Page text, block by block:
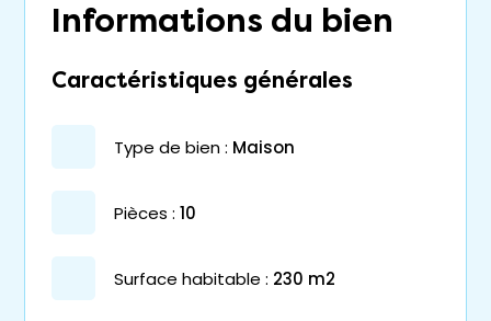
Informations du bien
Caractéristiques générales
type de bien : maison
pièces : 10
surface habitable : 230 m2